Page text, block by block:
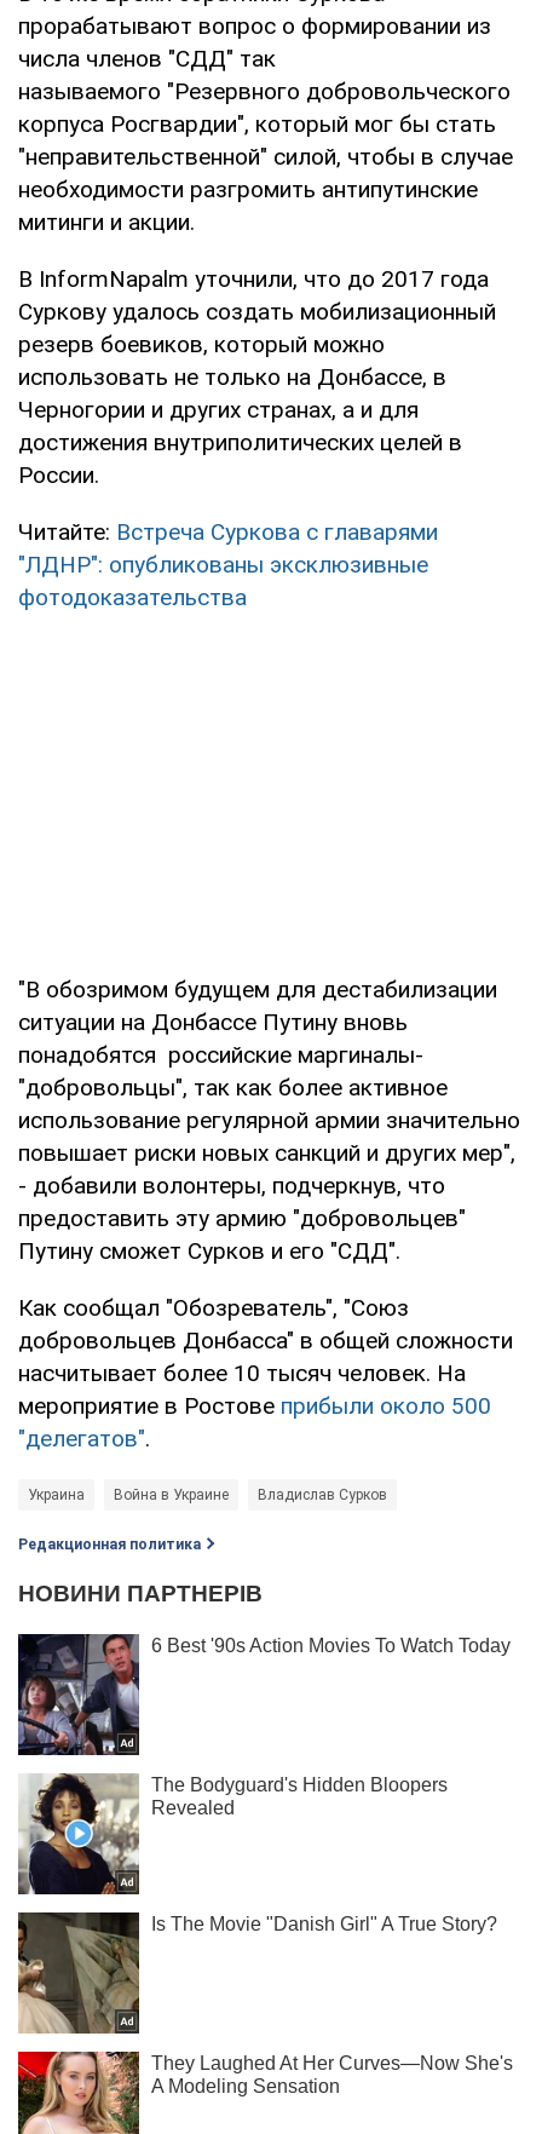
прорабатывают вопрос о формировании из
числа членов "СДД" так
называемого "Резервного добровольческого
корпуса Росгвардии", который мог бы стать
"неправительственной" силой, чтобы в случае
необходимости разгромить антипутинские
митинги и акции.
В InformNapalm уточнили, что до 2017 года
Суркову удалось создать мобилизационный
резерв боевиков, который можно
использовать не только на Донбассе, в
Черногории и других странах, а и для
достижения внутриполитических целей в
России.
Читайте: Встреча Суркова с главарями
"ЛДНР": опубликованы эксклюзивные
фотодоказательства
"В обозримом будущем для дестабилизации
ситуации на Донбассе Путину вновь
понадобятся российские маргиналы-
"добровольцы", так как более активное
использование регулярной армии значительно
повышает риски новых санкций и других мер",
- добавили волонтеры, подчеркнув, что
предоставить эту армию "добровольцев"
Путину сможет Сурков и его "СДД".
Как сообщал "Обозреватель", "Союз
добровольцев Донбасса" в общей сложности
насчитывает более 10 тысяч человек. На
мероприятие в Ростове прибыли около 500
"делегатов".
Украина Война в Украине Владислав Сурков
Редакционная политика